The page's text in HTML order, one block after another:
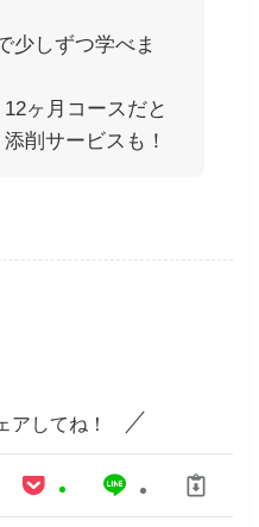
少しずつ学べま
ヶ月コースだと
削サービスも！
アしてね！